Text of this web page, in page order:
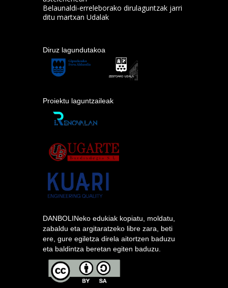
Belaunaldi-erreleborako dirulaguntzak jarri
ditu martxan Udalak
Diruz lagundutakoa
Proiektu laguntzaileak
DANBOLINeko edukiak kopiatu, moldatu,
zabaldu eta argitaratzeko libre zara, beti
ere, gure egiletza direla aitortzen baduzu
eta baldintza beretan egiten baduzu.